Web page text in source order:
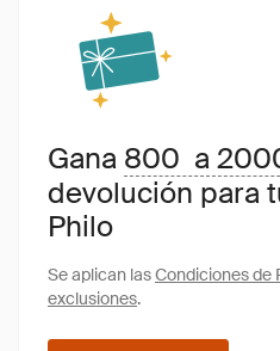
Gana 800 a
devolución para
Philo
Se aplican lasCondiciones de
exclusiones.